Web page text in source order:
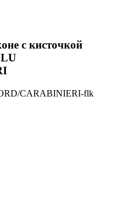
с кисточкой
CARABINIERI-flk